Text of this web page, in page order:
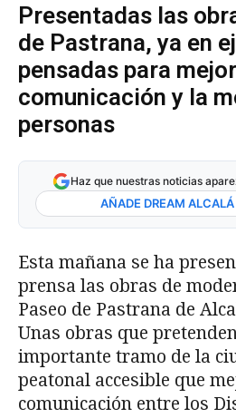
Presentadas las
de Pastrana, ya en
pensadas para
comunicación y la
personas
Haz que nuestras noticias
AÑADE DREAM
Esta mañana se ha
prensa las obras de
Paseo de Pastrana de
Unas obras que
importante tramo de la
peatonal accesible que
comunicación entre los